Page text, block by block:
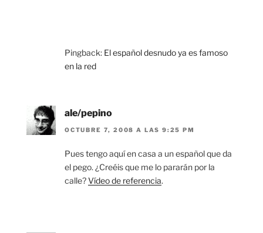
Pingback: El español desnudo ya es famoso
en la red
ale/pepino
OCTUBRE 7, 2008 A LAS 9:25 PM
Pues tengo aquí en casa a un español que da
el pego. ¿Creéis que me lo pararán por la
calle?Vídeo de referencia.